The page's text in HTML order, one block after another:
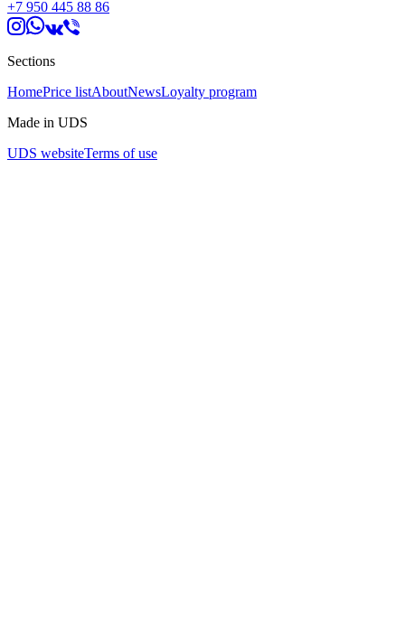
+7 950 445 88 86
Sections
HomePrice listAboutNewsLoyalty program
Made in UDS
UDS websiteTerms of use